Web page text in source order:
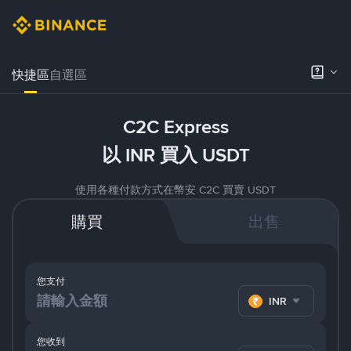
快捷區自選區
C2C Express
以 INR 買入 USDT
使用各種付款方式在幣安 C2C 買賣 USDT
購買 出售
您支付
INR
您收到